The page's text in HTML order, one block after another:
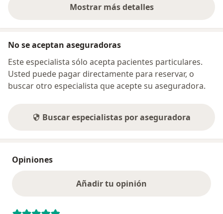
Mostrar más detalles
sobre la dirección
No se aceptan aseguradoras
Este especialista sólo acepta pacientes particulares.
Usted puede pagar directamente para reservar, o
buscar otro especialista que acepte su aseguradora.
Buscar especialistas por aseguradora
Opiniones
Añadir tu opinión